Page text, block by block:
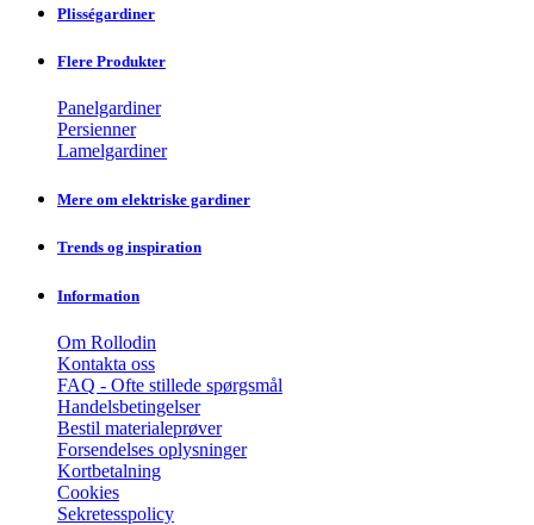
Plisségardiner
Flere Produkter
Panelgardiner
Persienner
Lamelgardiner
Mere om elektriske gardiner
Trends og inspiration
Information
Om Rollodin
Kontakta oss
FAQ - Ofte stillede spørgsmål
Handelsbetingelser
Bestil materialeprøver
Forsendelses oplysninger
Kortbetalning
Cookies
Sekretesspolicy